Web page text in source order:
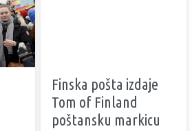
Finska pošta izdaje
Tom of Finland
poštansku markicu